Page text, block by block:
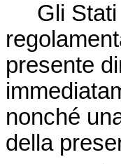
Gli
presente
nonché
della